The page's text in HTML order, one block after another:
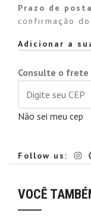
Prazo de
confirmação
Alternative:
Adicionar a
Consulte o frete
Não sei meu cep
Follow us:
VOCÊ